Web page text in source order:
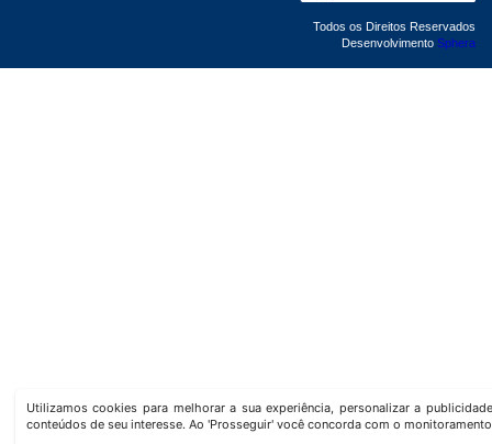
Utilizamos cookies para melhorar a sua experiência, personalizar a
conteúdos de seu interesse. Ao 'Prosseguir' você concorda com o
Todos os Direitos Reservados
Desenvolvimento Sphera